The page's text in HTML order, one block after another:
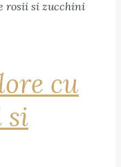
cu
si